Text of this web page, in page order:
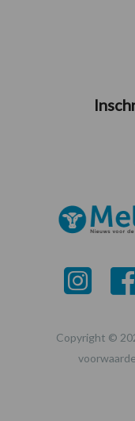
Copyright ©